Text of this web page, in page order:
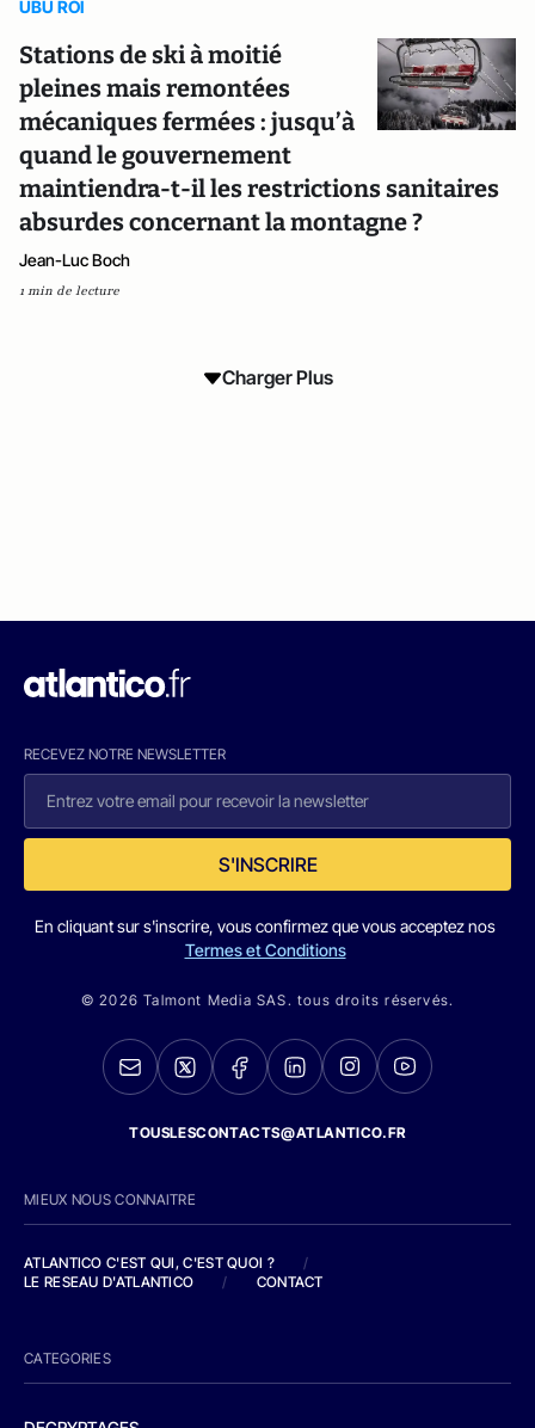
UBU ROI
Stations de ski à moitié
pleines mais remontées
mécaniques fermées : jusqu’à
quand le gouvernement
maintiendra-t-il les restrictions sanitaires
absurdes concernant la montagne ?
Jean-Luc Boch
1 min de lecture
Charger Plus
RECEVEZ NOTRE NEWSLETTER
S'INSCRIRE
En cliquant sur s'inscrire, vous confirmez que vous acceptez nos
Termes et Conditions
© 2026 Talmont Media SAS. tous droits réservés.
TOUSLESCONTACTS@ATLANTICO.FR
MIEUX NOUS CONNAITRE
ATLANTICO C'EST QUI, C'EST QUOI ?
/
LE RESEAU D'ATLANTICO
/ CONTACT
CATEGORIES